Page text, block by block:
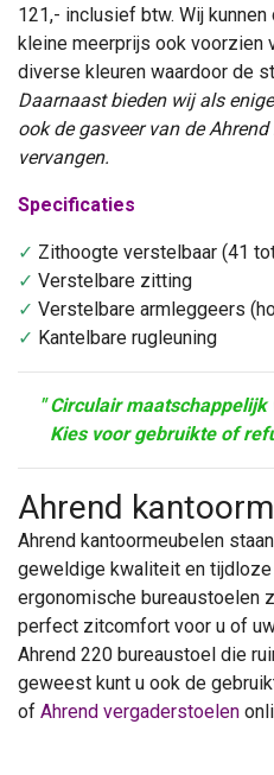
121,- inclusief btw. Wij
kleine meerprijs ook voorzien
diverse kleuren waardoor de
Daarnaast bieden wij als
ook de gasveer van de
vervangen.
Specificaties
✓ Zithoogte verstelbaar (41
✓ Verstelbare zitting
✓ Verstelbare armleggeers
✓ Kantelbare rugleuning
" Circulair
Kies voor gebruikte of
Ahrend
Ahrend kantoormeubelen
geweldige kwaliteit en
ergonomische bureaustoelen
perfect zitcomfort voor u of
Ahrend 220 bureaustoel die
geweest kunt u ook de
of Ahrend vergaderstoelen